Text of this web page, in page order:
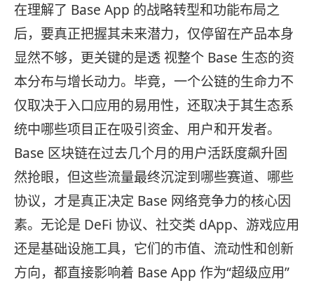
在理解了 Base App 的战略转型和功能布局之
后，要真正把握其未来潜力，仅停留在产品本身
显然不够，更关键的是透 视整个 Base 生态的资
本分布与增长动力。毕竟，一个公链的生命力不
仅取决于入口应用的易用性，还取决于其生态系
统中哪些项目正在吸引资金、用户和开发者。
Base 区块链在过去几个月的用户活跃度飙升固
然抢眼，但这些流量最终沉淀到哪些赛道、哪些
协议，才是真正决定 Base 网络竞争力的核心因
素。无论是 DeFi 协议、社交类 dApp、游戏应用
还是基础设施工具，它们的市值、流动性和创新
方向，都直接影响着 Base App 作为“超级应用”